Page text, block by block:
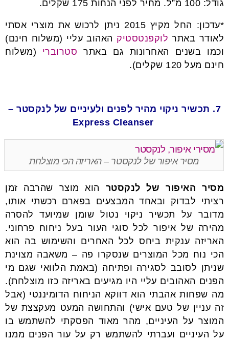
גודל: 100 מ”ל. מחיר לפני הנחות 175 שקלים.
*עדכון: החל מקיץ 2015 ניתן לרכוש את מוצרי אסתי
לאודר באתר לוקפנטסטיק האהוב עליי (משלוח חינם)
וכמו בשנים האחרונות גם באתר סטרוברי (משלוח
חינם מעל 120 שקלים).
7. תכשיר ניקוי מהיר לפנים ולעיניים של לנקסטר –
מסיר איפור של לנקסטר – האריזה הכי מוצלחת
מסיר האיפור של לנקסטר הוא מוצר שהרבה זמן
רציתי לבדוק ובאחד המבצעים בפארם רכשתי אותו,
מדובר על תכשיר ניקוי נטול שומן שמיועד להסרה
מהירה של איפור לכל סוגי העור בעל ניחוח פרחוני.
האריזה ענקית ביחס לכל האחרים והשימוש בה הוא
הכי נוח מכל המוצרים שנסקרו פה – משאבה מצוינת
שניתן לסובב לסגירה ופתיחה (באמת הלוואי שגם מי
הפנים האהובים עליי היו מגיעים באריזה כזו מוצלחת).
מה שפחות אהבתי הוא דווקא הניחוח הדומיננטי (אבל
זה עניין של טעם אישי) והתחושה המעט מעקצצת של
המוצר על העיניים, מהר מאוד הפסקתי להשתמש בו
על העיניים ועברתי להשתמש רק על עור הפנים ממנו